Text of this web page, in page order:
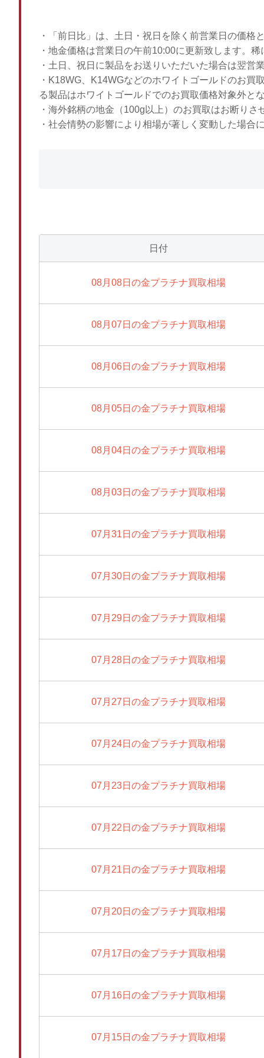
・「前日比」は、土日・祝日を除く前営業日の価格
・地金価格は営業日の午前10:00に更新致します。
・土日、祝日に製品をお送りいただいた場合は翌営
・K18WG、K14WGなどのホワイトゴールドのお
る製品はホワイトゴールドでのお買取価格対象外とな
・海外銘柄の地金（100g以上）のお買取はお断りさ
・社会情勢の影響により相場が著しく変動した場合
日付
08月08日の金プラチナ買取相場
08月07日の金プラチナ買取相場
08月06日の金プラチナ買取相場
08月05日の金プラチナ買取相場
08月04日の金プラチナ買取相場
08月03日の金プラチナ買取相場
07月31日の金プラチナ買取相場
07月30日の金プラチナ買取相場
07月29日の金プラチナ買取相場
07月28日の金プラチナ買取相場
07月27日の金プラチナ買取相場
07月24日の金プラチナ買取相場
07月23日の金プラチナ買取相場
07月22日の金プラチナ買取相場
07月21日の金プラチナ買取相場
07月20日の金プラチナ買取相場
07月17日の金プラチナ買取相場
07月16日の金プラチナ買取相場
07月15日の金プラチナ買取相場